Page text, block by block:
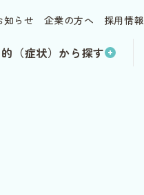
知らせ 企業の方へ 採用情報
的（症状）から探す